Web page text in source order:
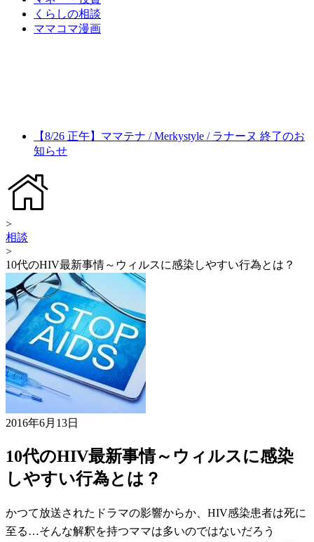
くらしの相談
ママコマ漫画
【8/26 正午】ママテナ / Merkystyle / ラナーヌ 終了のお
知らせ
>
相談
>
10代のHIV最新事情～ウィルスに感染しやすい行為とは？
2016年6月13日
10代のHIV最新事情～ウィルスに感染
しやすい行為とは？
かつて放送されたドラマの影響からか、HIV感染患者は死に
至る…そんな解釈を持つママは多いのではないだろう